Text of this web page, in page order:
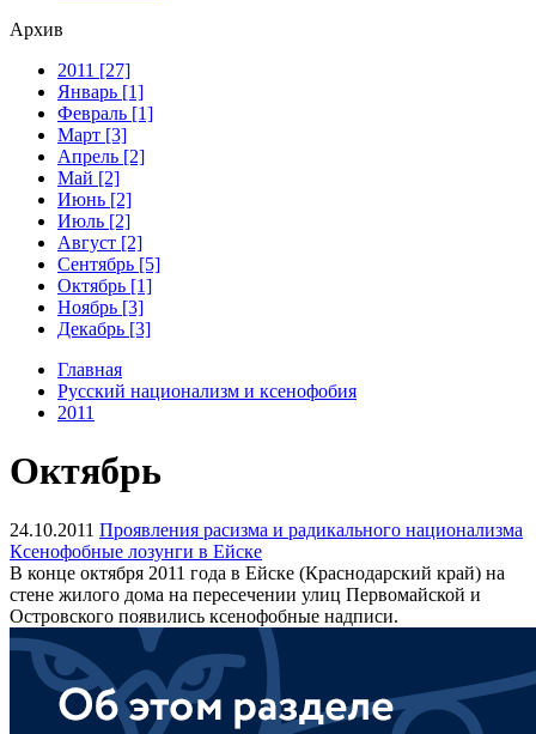
Архив
2011 [27]
Январь [1]
Февраль [1]
Март [3]
Апрель [2]
Май [2]
Июнь [2]
Июль [2]
Август [2]
Сентябрь [5]
Октябрь [1]
Ноябрь [3]
Декабрь [3]
Главная
Русский национализм и ксенофобия
2011
Октябрь
24.10.2011 Проявления расизма и радикального национализма
Ксенофобные лозунги в Ейске
В конце октября 2011 года в Ейске (Краснодарский край) на
стене жилого дома на пересечении улиц Первомайской и
Островского появились ксенофобные надписи.